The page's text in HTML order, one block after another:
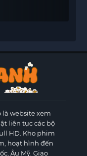
là website xem
liên tục các bộ
HD. Kho phim
hoạt hình đến
Âu Mỹ. Giao